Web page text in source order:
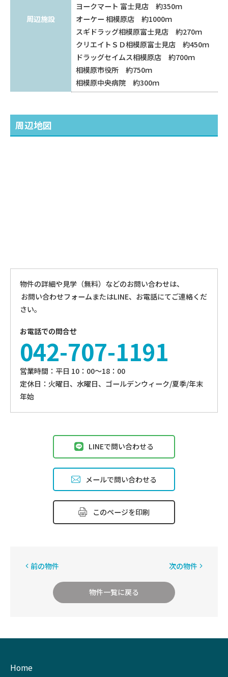
周辺施設
ヨークマート 富士見店 約350ｍ
オーケー 相模原店 約1000ｍ
スギドラッグ相模原富士見店 約270ｍ
クリエイトＳＤ相模原富士見店 約450ｍ
ドラッグセイムス相模原店 約700ｍ
相模原市役所 約750ｍ
相模原中央病院 約300ｍ
周辺地図
物件の詳細や見学（無料）などのお問い合わせは、
お問い合わせフォームまたはLINE、お電話にてご連絡くだ
さい。
お電話での問合せ
042-707-1191
営業時間：平⽇ 10：00〜18：00
定休⽇：火曜日、⽔曜⽇、ゴールデンウィーク/夏季/年末
年始
LINEで問い合わせる
メールで問い合わせる
このページを印刷
前の物件
物件一覧に戻る
次の物件
Home